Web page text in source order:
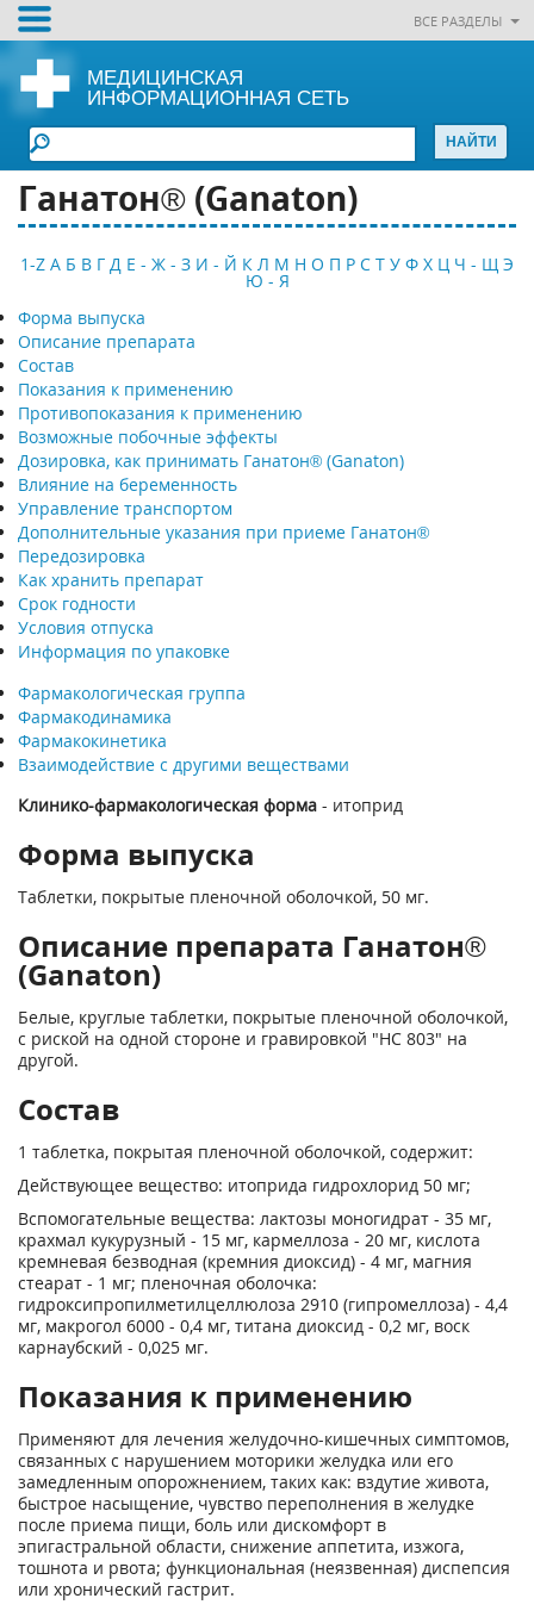
ВСЕ РАЗДЕЛЫ
МЕДИЦИНСКАЯ
ИНФОРМАЦИОННАЯ СЕТЬ
Ганатон® (Ganaton)
1-Z А Б В Г Д Е - Ж - З И - Й К Л М Н О П Р С Т У Ф Х Ц Ч - Щ Э
Ю - Я
Форма выпуска
Описание препарата
Состав
Показания к применению
Противопоказания к применению
Возможные побочные эффекты
Дозировка, как принимать Ганатон® (Ganaton)
Влияние на беременность
Управление транспортом
Дополнительные указания при приеме Ганатон®
Передозировка
Как хранить препарат
Срок годности
Условия отпуска
Информация по упаковке
Фармакологическая группа
Фармакодинамика
Фармакокинетика
Взаимодействие с другими веществами
Клинико-фармакологическая форма - итоприд
Форма выпуска
Таблетки, покрытые пленочной оболочкой, 50 мг.
Описание препарата Ганатон®
(Ganaton)
Белые, круглые таблетки, покрытые пленочной оболочкой,
с риской на одной стороне и гравировкой "НС 803" на
другой.
Состав
1 таблетка, покрытая пленочной оболочкой, содержит:
Действующее вещество: итоприда гидрохлорид 50 мг;
Вспомогательные вещества: лактозы моногидрат - 35 мг,
крахмал кукурузный - 15 мг, кармеллоза - 20 мг, кислота
кремневая безводная (кремния диоксид) - 4 мг, магния
стеарат - 1 мг; пленочная оболочка:
гидроксипропилметилцеллюлоза 2910 (гипромеллоза) - 4,4
мг, макрогол 6000 - 0,4 мг, титана диоксид - 0,2 мг, воск
карнаубский - 0,025 мг.
Показания к применению
Применяют для лечения желудочно-кишечных симптомов,
связанных с нарушением моторики желудка или его
замедленным опорожнением, таких как: вздутие живота,
быстрое насыщение, чувство переполнения в желудке
после приема пищи, боль или дискомфорт в
эпигастральной области, снижение аппетита, изжога,
тошнота и рвота; функциональная (неязвенная) диспепсия
или хронический гастрит.